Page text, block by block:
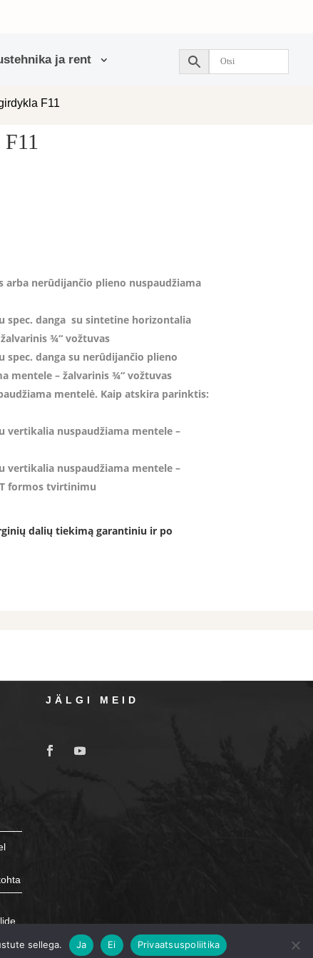
ja rent
F11
arba nerūdijančio plieno nuspaudžiama
spec. danga su sintetine horizontalia
¾“ vožtuvas
spec. danga su nerūdijančio plieno
mentele – žalvarinis ¾“ vožtuvas
mentelė. Kaip atskira parinktis:
vertikalia nuspaudžiama mentele –
vertikalia nuspaudžiama mentele –
formos tvirtinimu
dalių tiekimą garantiniu ir po
JÄLGI MEID
sellega. Ja Ei Privaatsuspoliitika